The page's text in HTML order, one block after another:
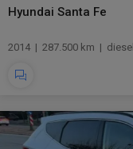
Hyundai Santa Fe
2014 | 287.500 km | diesel